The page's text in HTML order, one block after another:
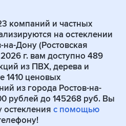
компаний и частных
на остеклении
на-Дону (Ростовская
г. вам доступно 489
из ПВХ, дерева и
1410 ценовых
из города Ростов-на-
рублей до 145268 руб. Вы
остекления с помощью